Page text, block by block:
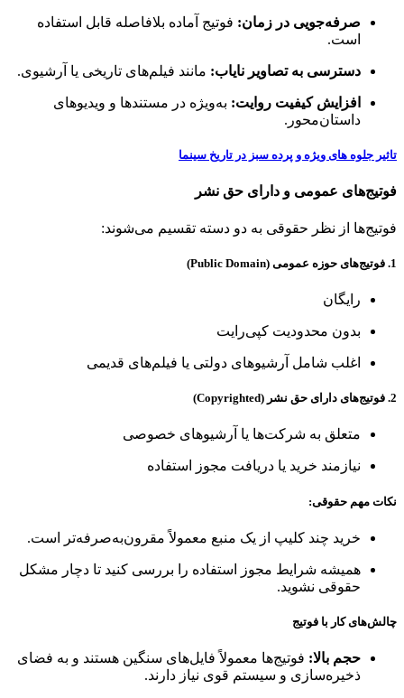
صرفه‌جویی در زمان: فوتیج آماده بلافاصله قابل استفاده
است.
دسترسی به تصاویر نایاب: مانند فیلم‌های تاریخی یا آرشیوی.
افزایش کیفیت روایت: به‌ویژه در مستندها و ویدیوهای
داستان‌محور.
تاثیر جلوه های ویژه و پرده سبز در تاریخ سینما
فوتیج‌های عمومی و دارای حق نشر
فوتیج‌ها از نظر حقوقی به دو دسته تقسیم می‌شوند:
1. فوتیج‌های حوزه عمومی (Public Domain)
رایگان
بدون محدودیت کپی‌رایت
اغلب شامل آرشیوهای دولتی یا فیلم‌های قدیمی
2. فوتیج‌های دارای حق نشر (Copyrighted)
متعلق به شرکت‌ها یا آرشیوهای خصوصی
نیازمند خرید یا دریافت مجوز استفاده
نکات مهم حقوقی:
خرید چند کلیپ از یک منبع معمولاً مقرون‌به‌صرفه‌تر است.
همیشه شرایط مجوز استفاده را بررسی کنید تا دچار مشکل
حقوقی نشوید.
چالش‌های کار با فوتیج
حجم بالا: فوتیج‌ها معمولاً فایل‌های سنگین هستند و به فضای
ذخیره‌سازی و سیستم قوی نیاز دارند.